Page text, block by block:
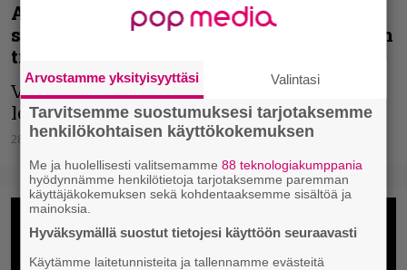
Autopsy julkaisi brutaalin ja hurmeisen
singlen – lyriikkavideo ja tulevan levyn
traileri katsottavissa
Verta ja suolenpätkiä lentää taas
lokakuussa.
28.09.2023 Vesa Siltanen
Arvostamme yksityisyyttäsi Valintasi
Tarvitsemme suostumuksesi tarjotaksemme
henkilökohtaisen käyttökokemuksen
Me ja huolellisesti valitsemamme88 teknologiakumppania
hyödynnämme henkilötietoja tarjotaksemme paremman
käyttäjäkokemuksen sekä kohdentaaksemme sisältöä ja
mainoksia.
Hyväksymällä suostut tietojesi käyttöön seuraavasti
Käytämme laitetunnisteita ja tallennamme evästeitä